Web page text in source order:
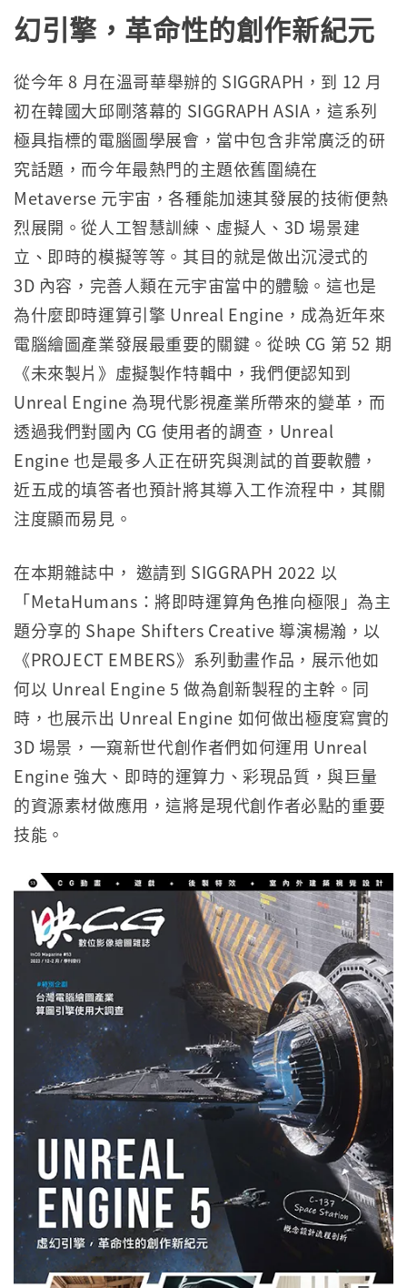
幻引擎，革命性的創作新紀元
從今年 8 月在溫哥華舉辦的 SIGGRAPH，到 12 月
初在韓國大邱剛落幕的 SIGGRAPH ASIA，這系列
極具指標的電腦圖學展會，當中包含非常廣泛的研
究話題，而今年最熱門的主題依舊圍繞在
Metaverse 元宇宙，各種能加速其發展的技術便熱
烈展開。從人工智慧訓練、虛擬人、3D 場景建
立、即時的模擬等等。其目的就是做出沉浸式的
3D 內容，完善人類在元宇宙當中的體驗。這也是
為什麼即時運算引擎 Unreal Engine，成為近年來
電腦繪圖產業發展最重要的關鍵。從映 CG 第 52 期
《未來製片》虛擬製作特輯中，我們便認知到
Unreal Engine 為現代影視產業所帶來的變革，而
透過我們對國內 CG 使用者的調查，Unreal
Engine 也是最多人正在研究與測試的首要軟體，
近五成的填答者也預計將其導入工作流程中，其關
注度顯而易見。
在本期雜誌中， 邀請到 SIGGRAPH 2022 以
「MetaHumans：將即時運算角色推向極限」為主
題分享的 Shape Shifters Creative 導演楊瀚，以
《PROJECT EMBERS》系列動畫作品，展示他如
何以 Unreal Engine 5 做為創新製程的主幹。同
時，也展示出 Unreal Engine 如何做出極度寫實的
3D 場景，一窺新世代創作者們如何運用 Unreal
Engine 強大、即時的運算力、彩現品質，與巨量
的資源素材做應用，這將是現代創作者必點的重要
技能。